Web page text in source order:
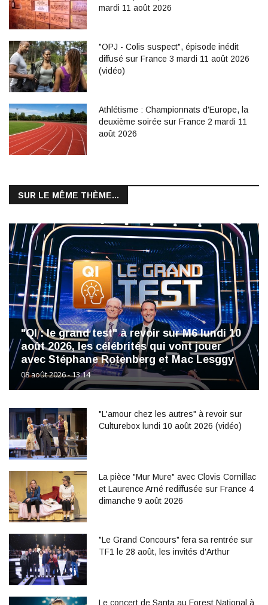
mardi 11 août 2026
"OPJ - Colis suspect", épisode inédit
diffusé sur France 3 mardi 11 août 2026
(vidéo)
Athlétisme : Championnats d'Europe, la
deuxième soirée sur France 2 mardi 11
août 2026
SUR LE MÊME THÈME...
"QI : le grand test" à revoir sur M6 lundi 10
août 2026, les célébrités qui vont jouer
avec Stéphane Rotenberg et Mac Lesggy
08 août 2026 - 13:14
"L'amour chez les autres" à revoir sur
Culturebox lundi 10 août 2026 (vidéo)
La pièce "Mur Mure" avec Clovis Cornillac
et Laurence Arné rediffusée sur France 4
dimanche 9 août 2026
"Le Grand Concours" fera sa rentrée sur
TF1 le 28 août, les invités d'Arthur
Le concert de Santa au Forest National à